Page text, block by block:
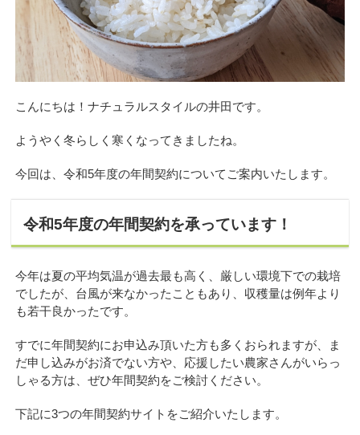
こんにちは！ナチュラルスタイルの井田です。
ようやく冬らしく寒くなってきましたね。
今回は、令和5年度の年間契約についてご案内いたします。
令和5年度の年間契約を承っています！
今年は夏の平均気温が過去最も高く、厳しい環境下での栽培
でしたが、台風が来なかったこともあり、収穫量は例年より
も若干良かったです。
すでに年間契約にお申込み頂いた方も多くおられますが、ま
だ申し込みがお済でない方や、応援したい農家さんがいらっ
しゃる方は、ぜひ年間契約をご検討ください。
下記に3つの年間契約サイトをご紹介いたします。